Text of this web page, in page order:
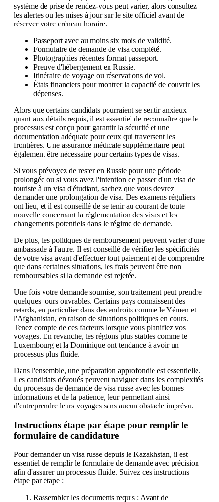
système de prise de rendez-vous peut varier, alors consultez
les alertes ou les mises à jour sur le site officiel avant de
réserver votre créneau horaire.
Passeport avec au moins six mois de validité.
Formulaire de demande de visa complété.
Photographies récentes format passeport.
Preuve d'hébergement en Russie.
Itinéraire de voyage ou réservations de vol.
États financiers pour montrer la capacité de couvrir les
dépenses.
Alors que certains candidats pourraient se sentir anxieux
quant aux détails requis, il est essentiel de reconnaître que le
processus est conçu pour garantir la sécurité et une
documentation adéquate pour ceux qui traversent les
frontières. Une assurance médicale supplémentaire peut
également être nécessaire pour certains types de visas.
Si vous prévoyez de rester en Russie pour une période
prolongée ou si vous avez l'intention de passer d'un visa de
touriste à un visa d'étudiant, sachez que vous devrez
demander une prolongation de visa. Des examens réguliers
ont lieu, et il est conseillé de se tenir au courant de toute
nouvelle concernant la réglementation des visas et les
changements potentiels dans le régime de demande.
De plus, les politiques de remboursement peuvent varier d'une
ambassade à l'autre. Il est conseillé de vérifier les spécificités
de votre visa avant d'effectuer tout paiement et de comprendre
que dans certaines situations, les frais peuvent être non
remboursables si la demande est rejetée.
Une fois votre demande soumise, son traitement peut prendre
quelques jours ouvrables. Certains pays connaissent des
retards, en particulier dans des endroits comme le Yémen et
l'Afghanistan, en raison de situations politiques en cours.
Tenez compte de ces facteurs lorsque vous planifiez vos
voyages. En revanche, les régions plus stables comme le
Luxembourg et la Dominique ont tendance à avoir un
processus plus fluide.
Dans l'ensemble, une préparation approfondie est essentielle.
Les candidats dévoués peuvent naviguer dans les complexités
du processus de demande de visa russe avec les bonnes
informations et de la patience, leur permettant ainsi
d'entreprendre leurs voyages sans aucun obstacle imprévu.
Instructions étape par étape pour remplir le
formulaire de candidature
Pour demander un visa russe depuis le Kazakhstan, il est
essentiel de remplir le formulaire de demande avec précision
afin d'assurer un processus fluide. Suivez ces instructions
étape par étape :
Rassembler les documents requis : Avant de